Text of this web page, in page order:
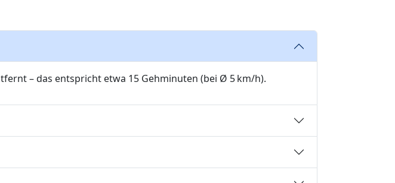
– das entspricht etwa 15 Gehminuten (bei Ø 5 km/h).